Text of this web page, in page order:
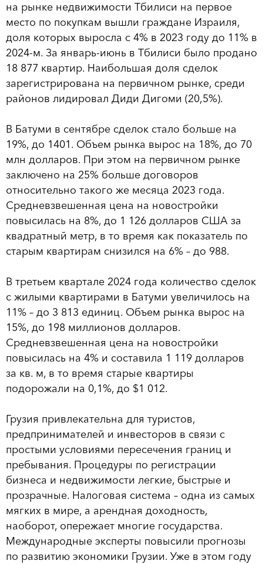
на рынке недвижимости Тбилиси на первое
место по покупкам вышли граждане Израиля,
доля которых выросла с 4% в 2023 году до 11% в
2024-м. За январь-июнь в Тбилиси было продано
18 877 квартир. Наибольшая доля сделок
зарегистрирована на первичном рынке, среди
районов лидировал Диди Дигоми (20,5%).
В Батуми в сентябре сделок стало больше на
19%, до 1401. Объем рынка вырос на 18%, до 70
млн долларов. При этом на первичном рынке
заключено на 25% больше договоров
относительно такого же месяца 2023 года.
Средневзвешенная цена на новостройки
повысилась на 8%, до 1 126 долларов США за
квадратный метр, в то время как показатель по
старым квартирам снизился на 6% – до 988.
В третьем квартале 2024 года количество сделок
с жилыми квартирами в Батуми увеличилось на
11% – до 3 813 единиц. Объем рынка вырос на
15%, до 198 миллионов долларов.
Средневзвешенная цена на новостройки
повысилась на 4% и составила 1 119 долларов
за кв. м, в то время старые квартиры
подорожали на 0,1%, до $1 012.
Грузия привлекательна для туристов,
предпринимателей и инвесторов в связи с
простыми условиями пересечения границ и
пребывания. Процедуры по регистрации
бизнеса и недвижимости легкие, быстрые и
прозрачные. Налоговая система – одна из самых
мягких в мире, а арендная доходность,
наоборот, опережает многие государства.
Международные эксперты повысили прогнозы
по развитию экономики Грузии. Уже в этом году